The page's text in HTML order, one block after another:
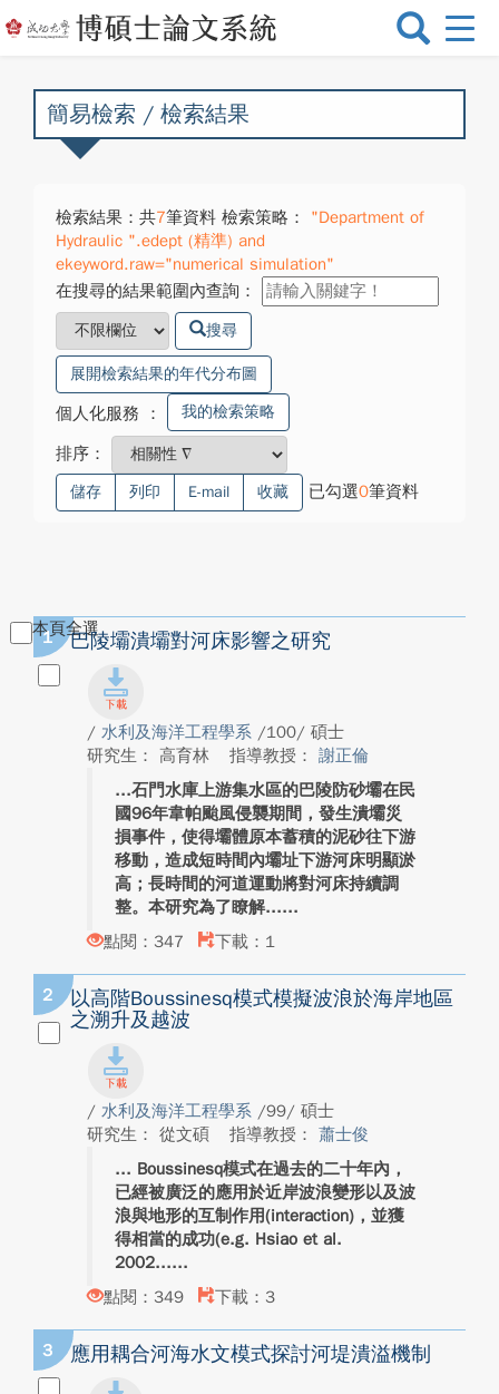
選
換
簡易檢索 / 檢索結果
檢索結果：共7筆資料 檢索策略：
"Department of
Hydraulic ".edept (精準) and
ekeyword.raw="numerical simulation"
在搜尋的結果範圍內查詢：
搜尋
展開檢索結果的年代分布圖
個人化服務 ： 我的檢索策略
排序：
儲存 列印 E-mail 收藏 已勾選0筆資料
本頁全選
1 巴陵壩潰壩對河床影響之研究
/ 水利及海洋工程學系 /100/ 碩士
研究生： 高育林
指導教授： 謝正倫
石門水庫上游集水區的巴陵防砂壩在民
國96年韋帕颱風侵襲期間，發生潰壩災
損事件，使得壩體原本蓄積的泥砂往下游
移動，造成短時間內壩址下游河床明顯淤
高；長時間的河道運動將對河床持續調
整。本研究為了瞭解...
點閱：347
下載：1
2
以高階Boussinesq模式模擬波浪於海岸地區
之溯升及越波
/ 水利及海洋工程學系 /99/ 碩士
研究生： 從文碩
指導教授： 蕭士俊
Boussinesq模式在過去的二十年內，
已經被廣泛的應用於近岸波浪變形以及波
浪與地形的互制作用(interaction)，並獲
得相當的成功(e.g. Hsiao et al.
2002...
點閱：349
下載：3
3 應用耦合河海水文模式探討河堤潰溢機制